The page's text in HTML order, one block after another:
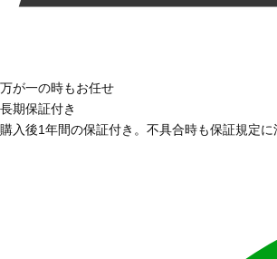
万が一の時もお任せ
長期保証付き
購入後1年間の保証付き。不具合時も保証規定